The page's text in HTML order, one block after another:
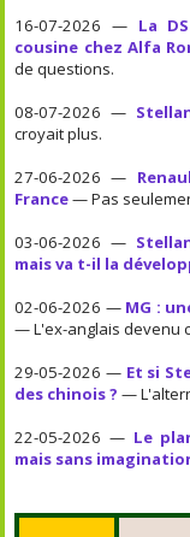
16-07-2026 — La
cousine chez Alfa
de questions.
08-07-2026 —
croyait plus.
27-06-2026 —
France— Pas
03-06-2026 —
mais va t-il la
02-06-2026 — MG :
— L'ex-anglais devenu
29-05-2026 — Et si
des chinois ? —
22-05-2026 — Le
mais sans